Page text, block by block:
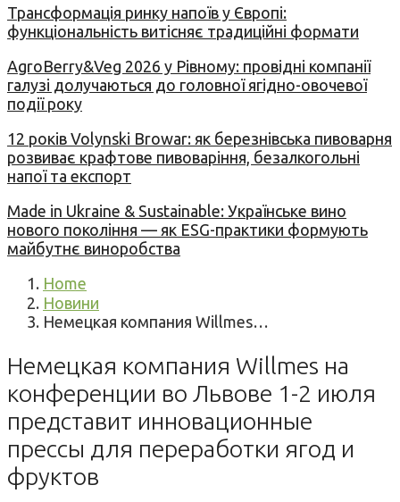
Трансформація ринку напоїв у Європі:
функціональність витісняє традиційні формати
AgroBerry&Veg 2026 у Рівному: провідні компанії
галузі долучаються до головної ягідно-овочевої
події року
12 років Volynski Browar: як березнівська пивоварня
розвиває крафтове пивоваріння, безалкогольні
напої та експорт
Made in Ukraine & Sustainable: Українське вино
нового покоління — як ESG-практики формують
майбутнє виноробства
Home
Новини
Немецкая компания Willmes…
Немецкая компания Willmes на
конференции во Львове 1-2 июля
представит инновационные
прессы для переработки ягод и
фруктов